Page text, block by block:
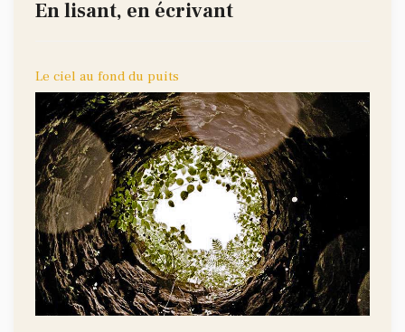
En lisant, en écrivant
Le ciel au fond du puits